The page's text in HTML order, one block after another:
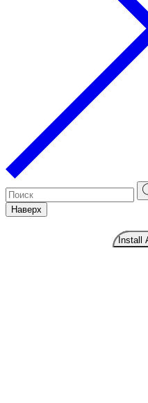
Наверх
Install